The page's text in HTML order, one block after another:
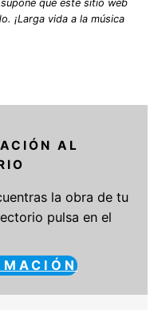
que este sitio web
¡Larga vida a la música
AL
la obra de tu
pulsa en el